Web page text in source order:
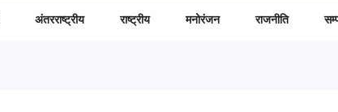
अंतरराष्ट्रीय राष्ट्रीय मनोरंजन राजनीति